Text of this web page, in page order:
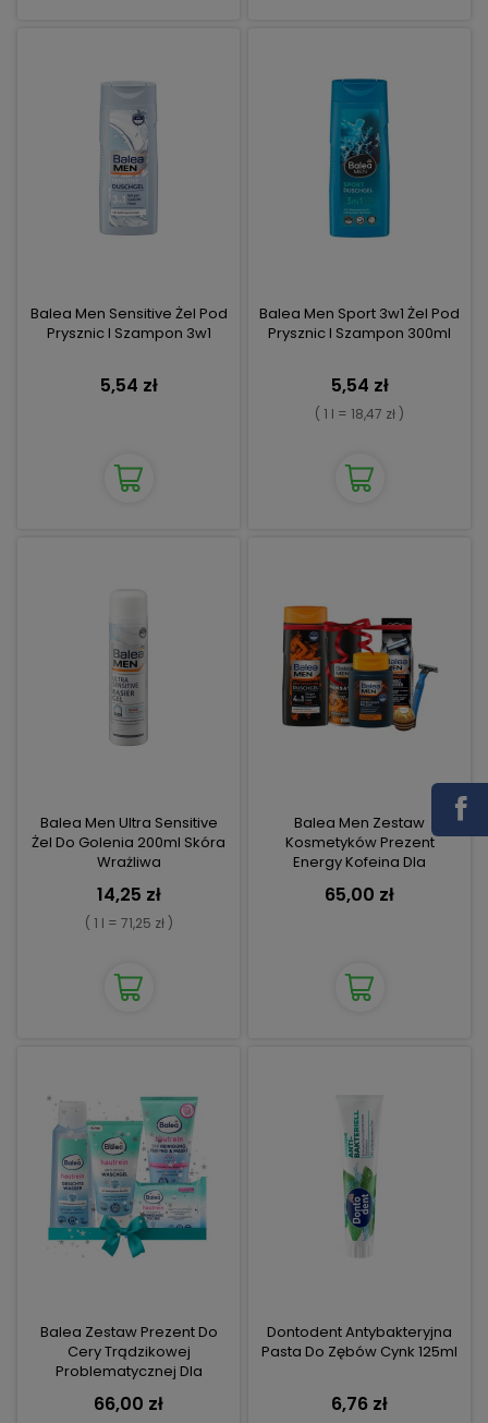
Balea Men Sensitive Żel Pod
Prysznic I Szampon 3w1
5,54 zł
Balea Men Sport 3w1 Żel Pod
Prysznic I Szampon 300ml
5,54 zł
( 1 l = 18,47 zł )
Balea Men Ultra Sensitive
Żel Do Golenia 200ml Skóra
Wrażliwa
14,25 zł
( 1 l = 71,25 zł )
Balea Men Zestaw
Kosmetyków Prezent
Energy Kofeina Dla
65,00 zł
Balea Zestaw Prezent Do
Cery Trądzikowej
Problematycznej Dla
66,00 zł
Dontodent Antybakteryjna
Pasta Do Zębów Cynk 125ml
6,76 zł